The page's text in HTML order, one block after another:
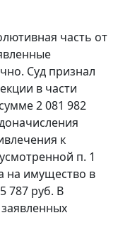
часть от
Суд признал
в части
2 081 982
к
п. 1
на имущество в
787 руб. В